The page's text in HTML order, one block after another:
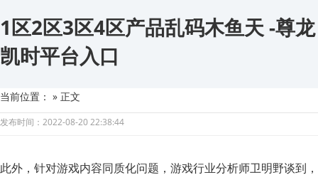
1区2区3区4区产品乱码木鱼天 -尊龙
凯时平台入口
当前位置： » 正文
发布时间：2022-08-20 22:38:44
此外，针对游戏内容同质化问题，游戏行业分析师卫明野谈到，